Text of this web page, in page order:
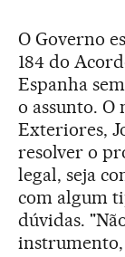
O Governo
184 do
Espanha
o assunto. O
Exteriores,
resolver o
legal, seja
com algum
dúvidas.
instrumento,